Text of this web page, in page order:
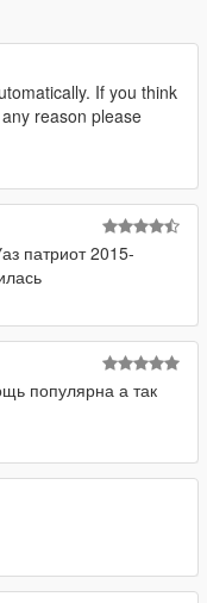
If you think
reason please
патриот 2015-
популярна а так